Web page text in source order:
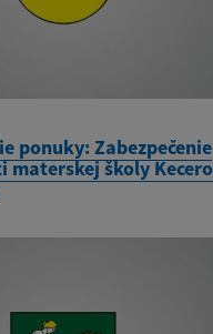
ponuky: Zabezpečenie
školy